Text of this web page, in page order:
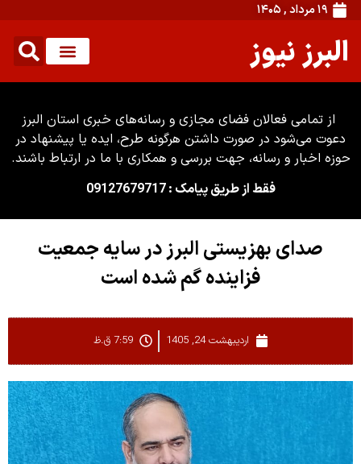
۱۹ مرداد , ۱۴۰۵
البرز نیوز
از تمامی فعالان فضای مجازی و رسانه‌های خبری استان البرز
دعوت می‌شود در صورت داشتن هرگونه طرح، ایده یا پیشنهاد در
حوزه اخبار و رسانه، جهت بررسی و همکاری با ما در ارتباط باشند.
فقط از طریق پیامک : 09127679717
صدای بهزیستی البرز در سایه جمعیت
فزاینده گم شده است
اردیبهشت 24, 1405 7:59 ق.ظ